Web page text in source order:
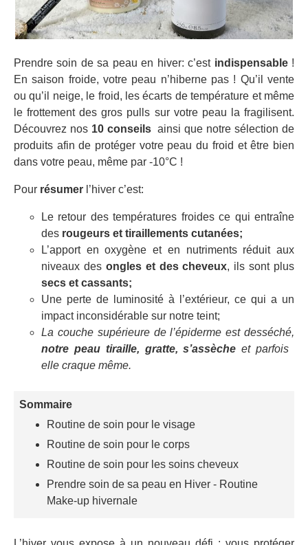
Prendre soin de sa peau en hiver: c’est indispensable!
En saison froide, votre peau n’hiberne pas ! Qu’il vente
ou qu’il neige, le froid, les écarts de température et même
le frottement des gros pulls sur votre peau la fragilisent.
Découvrez nos 10 conseils ainsi que notre sélection de
produits afin de protéger votre peau du froid et être bien
dans votre peau, même par -10°C !
Pour résumer l’hiver c’est:
Le retour des températures froides ce qui entraîne
des rougeurs et tiraillements cutanées;
L’apport en oxygène et en nutriments réduit aux
niveaux des ongles et des cheveux, ils sont plus
secs et cassants;
Une perte de luminosité à l’extérieur, ce qui a un
impact inconsidérable sur notre teint;
La couche supérieure de l’épiderme est desséché,
notre peau tiraille, gratte, s’assèche et parfois
elle craque même.
Sommaire
Routine de soin pour le visage
Routine de soin pour le corps
Routine de soin pour les soins cheveux
Prendre soin de sa peau en Hiver - Routine
Make-up hivernale